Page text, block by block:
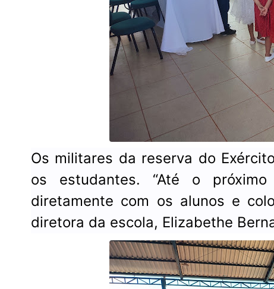
Os militares da reserva do
os estudantes. “Até o
diretamente com os alunos e
diretora da escola, Elizabethe